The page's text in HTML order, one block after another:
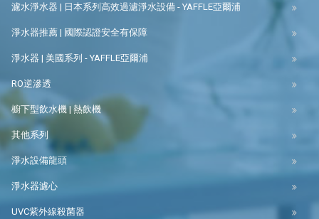
濾水淨水器 | 日本系列高效過濾淨水設備 - YAFFLE亞爾浦
淨水器推薦 | 國際認證安全有保障
淨水器 | 美國系列 - YAFFLE亞爾浦
RO逆滲透
櫥下型飲水機 | 熱飲機
其他系列
淨水設備龍頭
淨水器濾心
UVC紫外線殺菌器